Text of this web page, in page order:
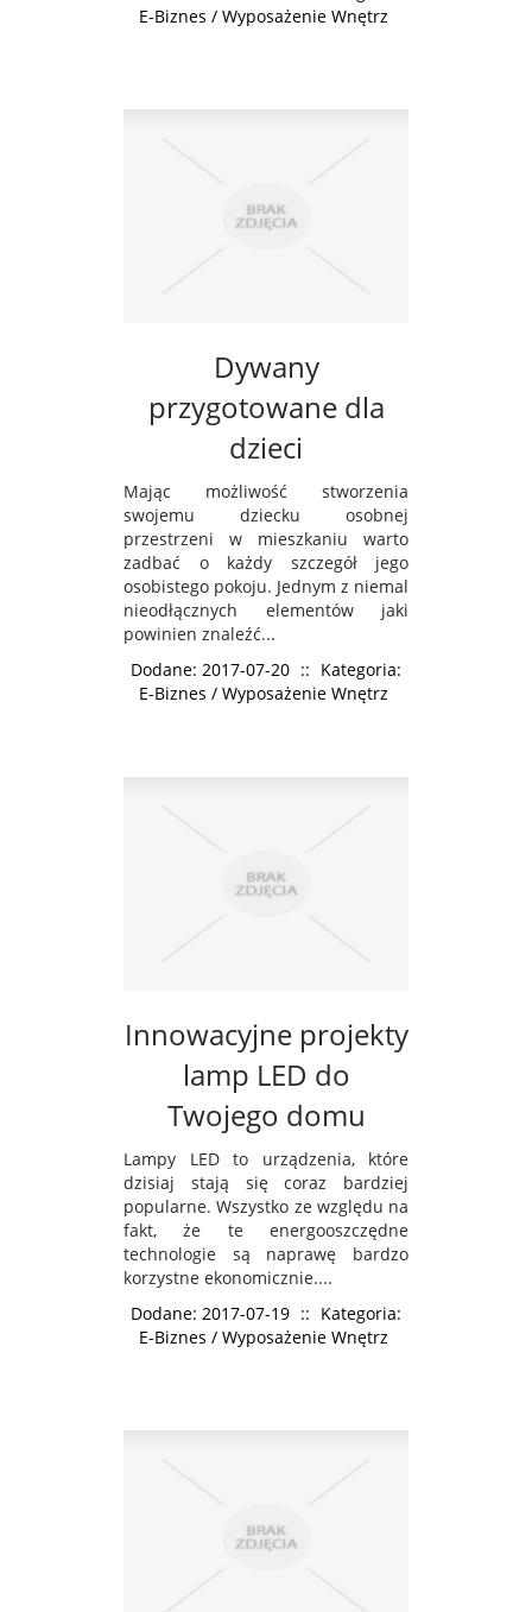
E-Biznes / Wyposażenie Wnętrz
Dywany
przygotowane dla
dzieci
Mając możliwość stworzenia
swojemu dziecku osobnej
przestrzeni w mieszkaniu warto
zadbać o każdy szczegół jego
osobistego pokoju. Jednym z niemal
nieodłącznych elementów jaki
powinien znaleźć...
Dodane: 2017-07-20 :: Kategoria:
E-Biznes / Wyposażenie Wnętrz
Innowacyjne projekty
lamp LED do
Twojego domu
Lampy LED to urządzenia, które
dzisiaj stają się coraz bardziej
popularne. Wszystko ze względu na
fakt, że te energooszczędne
technologie są naprawę bardzo
korzystne ekonomicznie....
Dodane: 2017-07-19 :: Kategoria:
E-Biznes / Wyposażenie Wnętrz